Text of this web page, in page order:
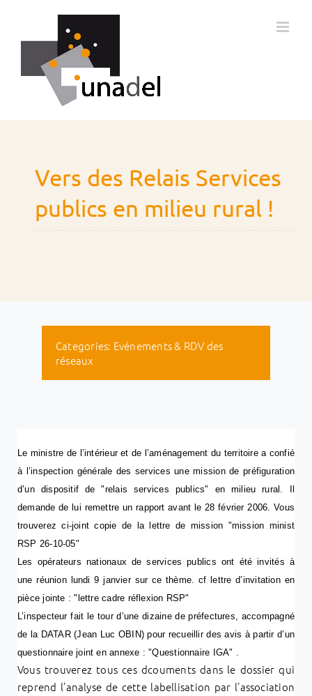
contenu
Vers des Relais Services
publics en milieu rural !
Categories: Evénements & RDV des
réseaux
Le ministre de l’intérieur et de l’aménagement du territoire a confié
à l’inspection générale des services une mission de préfiguration
d’un dispositif de "relais services publics" en milieu rural. Il
demande de lui remettre un rapport avant le 28 février 2006. Vous
trouverez ci-joint copie de la lettre de mission "mission minist
RSP 26-10-05"
Les opérateurs nationaux de services publics ont été invités à
une réunion lundi 9 janvier sur ce thème. cf lettre d’invitation en
pièce jointe : "lettre cadre réflexion RSP"
L’inspecteur fait le tour d’une dizaine de préfectures, accompagné
de la DATAR (Jean Luc OBIN) pour recueillir des avis à partir d’un
questionnaire joint en annexe : "Questionnaire IGA" .
Vous trouverez tous ces dcouments dans le dossier qui
reprend l’analyse de cette labellisation par l’association